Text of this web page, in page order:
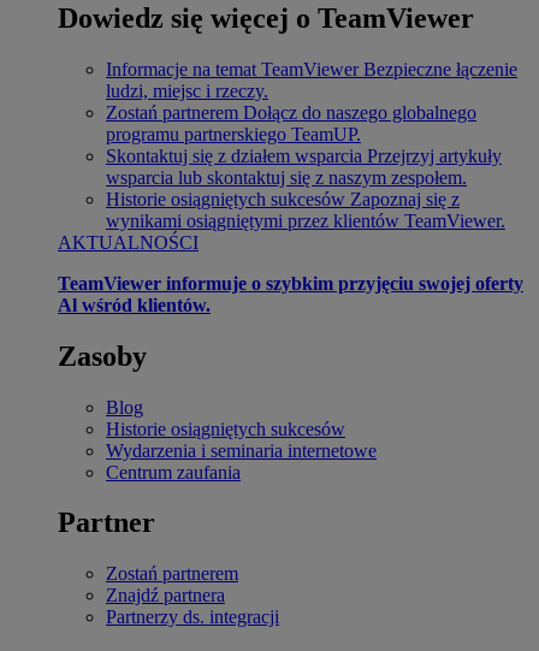
Dowiedz się więcej o TeamViewer
Informacje na temat TeamViewer Bezpieczne łączenie
ludzi, miejsc i rzeczy.
Zostań partnerem Dołącz do naszego globalnego
programu partnerskiego TeamUP.
Skontaktuj się z działem wsparcia Przejrzyj artykuły
wsparcia lub skontaktuj się z naszym zespołem.
Historie osiągniętych sukcesów Zapoznaj się z
wynikami osiągniętymi przez klientów TeamViewer.
AKTUALNOŚCI
TeamViewer informuje o szybkim przyjęciu swojej oferty
Al wśród klientów.
Zasoby
Blog
Historie osiągniętych sukcesów
Wydarzenia i seminaria internetowe
Centrum zaufania
Partner
Zostań partnerem
Znajdź partnera
Partnerzy ds. integracji